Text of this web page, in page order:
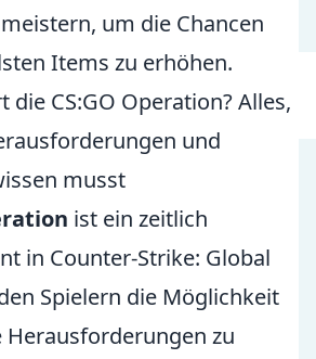
um die Chancen
Items zu erhöhen.
CS:GO Operation? Alles,
und
musst
ist ein zeitlich
in Counter-Strike: Global
Spielern die Möglichkeit
Herausforderungen zu